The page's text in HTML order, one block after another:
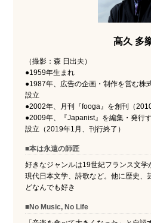
髙久 多
（撮影：森 日出夫）
●1959年生まれ
●1987年、広告の企画・制作を営む株
設立
●2002年、月刊『fooga』を創刊（
●2009年、『Japanist』を編集・発行
設立（2019年1月、刊行終了）
■本は永遠の師匠
好きなジャンルは19世紀フランス文学
現代日本文学、詩歌など。他に歴史、
どなんでも好き
■No Music, No Life